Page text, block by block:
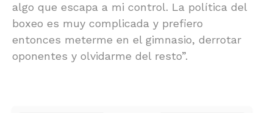
algo que escapa a mi control. La política del
boxeo es muy complicada y prefiero
entonces meterme en el gimnasio, derrotar
oponentes y olvidarme del resto”.